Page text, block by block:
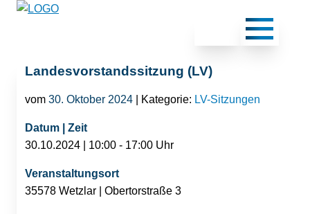
Landesvorstandssitzung (LV)
vom 30. Oktober 2024 | Kategorie: LV-Sitzungen
Datum | Zeit
30.10.2024 | 10:00 - 17:00 Uhr
Veranstaltungsort
35578 Wetzlar | Obertorstraße 3